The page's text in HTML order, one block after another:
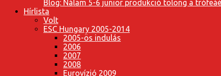
Blog: Nálam 5-6 junior produkció tolong a
Hírlista
Volt
ESC Hungary 2005-2014
2005-ös indulás
2006
2007
2008
Eurovízió 2009